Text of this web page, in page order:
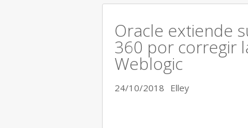
Oracle extiende
360 por corregir
Weblogic
24/10/2018 Elley